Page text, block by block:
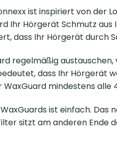
ist inspiriert von der
Ihr Hörgerät Schmutz
dass Ihr Hörgerät durch
regelmäßig
dass Ihr Hörgerät
WaxGuard mindestens alle
ist einfach.
sitzt am anderen Ende